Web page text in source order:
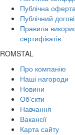
Публічна
Публічний
Правила
сертифікатів
ROMSTAL
Про компанію
Наші нагороди
Новини
Об'єкти
Навчання
Вакансії
Карта сайту